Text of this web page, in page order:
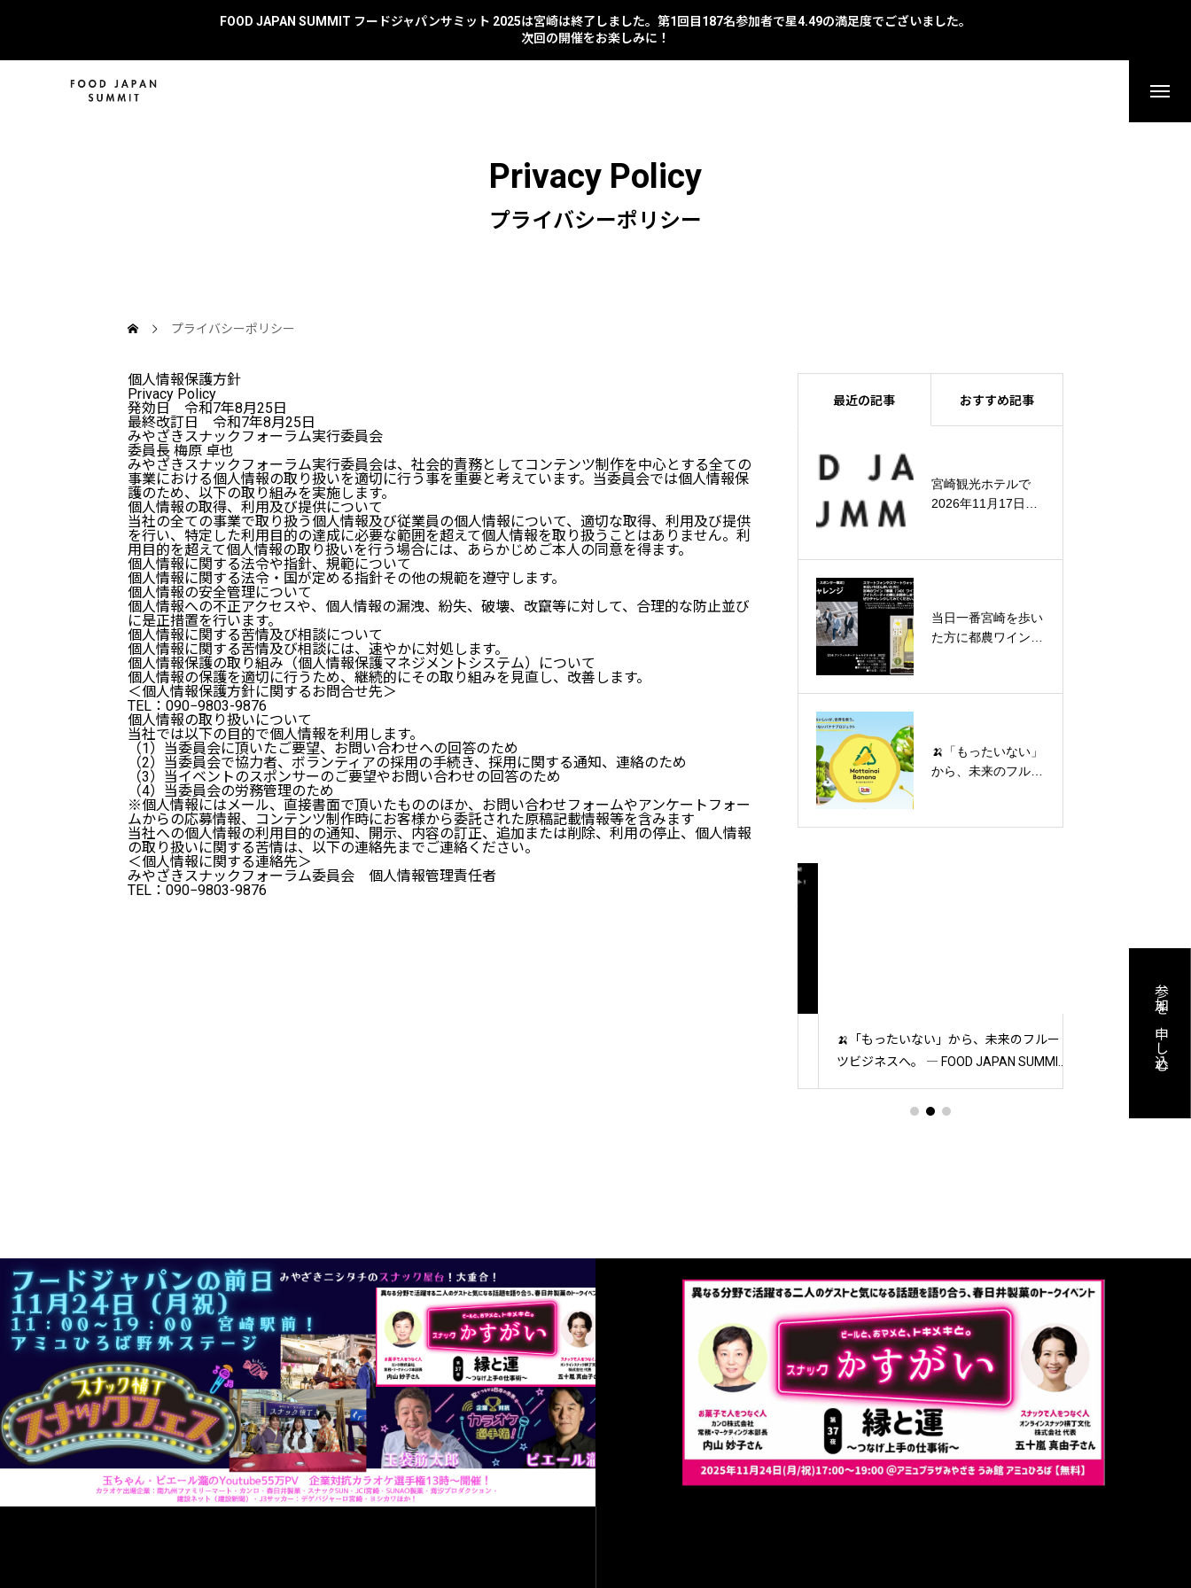
FOOD JAPAN SUMMIT フードジャパンサミット 2025は宮崎は終了しました。第1回目187名参加者で星4.49の満足度でございました。
次回の開催をお楽しみに！
セッションのご紹介
タイムテーブル
お申し込みはこちら
特定商取引法に基づく表記
プライバシーポリシー
参加を申し込む
Privacy Policy
プライバシーポリシー
プライバシーポリシー
個人情報保護方針
Privacy Policy
発効日 令和7年8月25日
最終改訂日 令和7年8月25日
みやざきスナックフォーラム実行委員会
委員長 梅原 卓也
みやざきスナックフォーラム実行委員会は、社会的責務としてコンテンツ制作を中心とする全ての
事業における個人情報の取り扱いを適切に行う事を重要と考えています。当委員会では個人情報保
護のため、以下の取り組みを実施します。
個人情報の取得、利用及び提供について
当社の全ての事業で取り扱う個人情報及び従業員の個人情報について、適切な取得、利用及び提供
を行い、特定した利用目的の達成に必要な範囲を超えて個人情報を取り扱うことはありません。利
用目的を超えて個人情報の取り扱いを行う場合には、あらかじめご本人の同意を得ます。
個人情報に関する法令や指針、規範について
個人情報に関する法令・国が定める指針その他の規範を遵守します。
個人情報の安全管理について
個人情報への不正アクセスや、個人情報の漏洩、紛失、破壊、改竄等に対して、合理的な防止並び
に是正措置を行います。
個人情報に関する苦情及び相談について
個人情報に関する苦情及び相談には、速やかに対処します。
個人情報保護の取り組み（個人情報保護マネジメントシステム）について
個人情報の保護を適切に行うため、継続的にその取り組みを見直し、改善します。
＜個人情報保護方針に関するお問合せ先＞
TEL：090−9803-9876
個人情報の取り扱いについて
当社では以下の目的で個人情報を利用します。
（1）当委員会に頂いたご要望、お問い合わせへの回答のため
（2）当委員会で協力者、ボランティアの採用の手続き、採用に関する通知、連絡のため
（3）当イベントのスポンサーのご要望やお問い合わせの回答のため
（4）当委員会の労務管理のため
※個人情報にはメール、直接書面で頂いたもののほか、お問い合わせフォームやアンケートフォー
ムからの応募情報、コンテンツ制作時にお客様から委託された原稿記載情報等を含みます
当社への個人情報の利用目的の通知、開示、内容の訂正、追加または削除、利用の停止、個人情報
の取り扱いに関する苦情は、以下の連絡先までご連絡ください。
＜個人情報に関する連絡先＞
みやざきスナックフォーラム委員会 個人情報管理責任者
TEL：090−9803-9876
最近の記事 おすすめ記事
宮崎観光ホテルで
2026年11月17日
当日一番宮崎を歩い
た方に都農ワインの
🍌「もったいない」
から、未来のフルー
SUMMIT 2025 in 宮
飲食チェーン店の
「未来」と「店舗の
地産地消の次へ。宮
崎から“地産外商”へ
世界の「獺祭」を生
んだ挑戦者、桜井博
🍌「もったいない」から、未来のフルー
ツビジネスへ。 ― FOOD JAPAN SUMMIT
地産地消の次へ。